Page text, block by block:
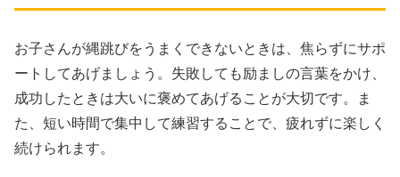
お子さんが縄跳びをうまくできないときは、焦らずにサポ
ートしてあげましょう。失敗しても励ましの言葉をかけ、
成功したときは大いに褒めてあげることが大切です。ま
た、短い時間で集中して練習することで、疲れずに楽しく
続けられます。